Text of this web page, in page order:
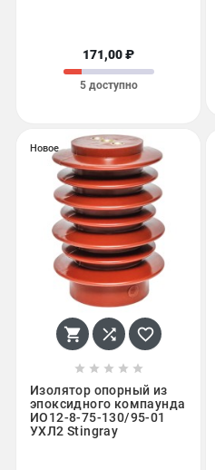
171,00 ₽
5 доступно
Новое
  
    
Изолятор опорный из
эпоксидного компаунда
ИО12-8-75-130/95-01
УХЛ2 Stingray